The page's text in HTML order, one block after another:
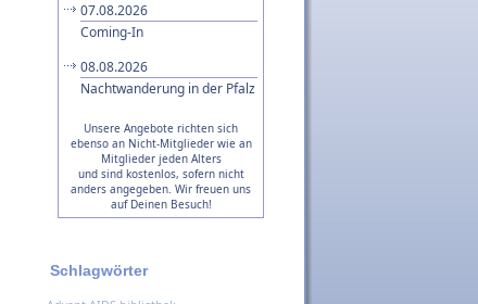
07.08.2026
Coming-In
08.08.2026
Nachtwanderung in der Pfalz
Unsere Angebote richten sich
ebenso an Nicht-Mitglieder wie an
Mitglieder jeden Alters
und sind kostenlos, sofern nicht
anders angegeben. Wir freuen uns
auf Deinen Besuch!
Schlagwörter